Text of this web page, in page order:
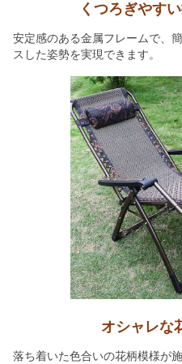
くつろぎやす
安定感のある金属フレームで、
スした姿勢を実現できます。
オシャレな
落ち着いた色合いの花柄模様が